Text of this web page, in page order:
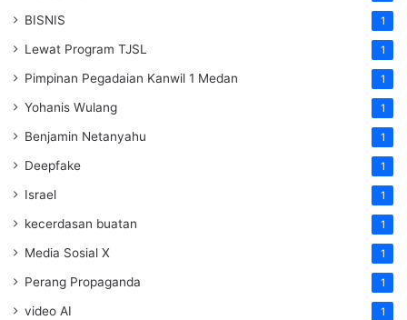
BISNIS 1
Lewat Program TJSL 1
Pimpinan Pegadaian Kanwil 1 Medan 1
Yohanis Wulang 1
Benjamin Netanyahu 1
Deepfake 1
Israel 1
kecerdasan buatan 1
Media Sosial X 1
Perang Propaganda 1
video AI 1